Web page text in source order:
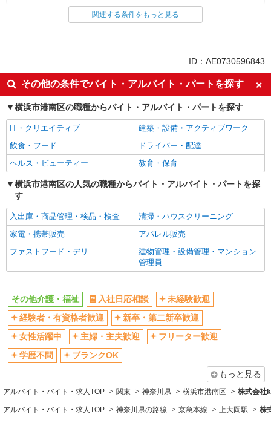
同じ雇用形態から上大岡駅の求人を探す
入社日応相談
未経験歓迎
経験者・有資格者歓迎
新卒・第二新卒歓迎
女性活躍中
主婦・主夫歓迎
フリーター歓迎
学歴不問
ブランクOK
ミドル（40代～）活躍中
エルダー（50代～）活躍中
シニア（60代～）活躍中
高収入・高額
ボーナス・賞与あり
昇給あり
フルタイム歓迎
禁煙・分煙
駅直結・駅チカ
車通勤OK
バイク通勤OK
自転車通勤OK
残業少なめ（月20h未満）
交通費支給
退職金・財形貯蓄制度あり
各種手当（家族・役職・インセン
ティブなど）あり
制服貸与
研修制度あり
資格取得支援制度あり
医療・介護・福祉
同じ特徴から求人を探す
関連する条件をもっと見る
ID：AE0730596843
その他の条件でバイト・アルバイト・パートを探す
横浜市港南区の職種からバイト・アルバイト・パートを探す
IT・クリエイティブ
建築・設備・アクティブワーク
飲食・フード
ドライバー・配達
ヘルス・ビューティー
教育・保育
横浜市港南区の人気の職種からバイト・アルバイト・パートを探
す
入出庫・商品管理・検品・検査
清掃・ハウスクリーニング
家電・携帯販売
アパレル販売
ファストフード・デリ
建物管理・設備管理・マンション
管理員
その他介護・福祉 入社日応相談
未経験歓迎
経験者・有資格者歓迎
新卒・第二新卒歓迎
女性活躍中
主婦・主夫歓迎
フリーター歓迎
学歴不問
ブランクOK
もっと見る
アルバイト・バイト・求人TOP 関東 神奈川県 横浜市港南区 株式会社
アルバイト・バイト・求人TOP 神奈川県の路線 京急本線 上大岡駅 株